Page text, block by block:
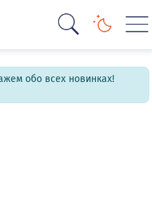
обо всех новинках!